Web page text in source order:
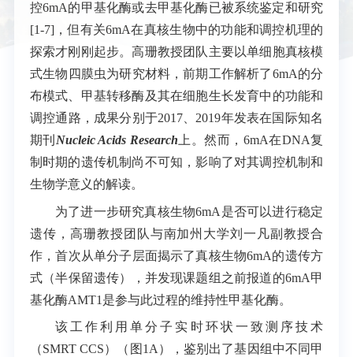
控6mA的甲基化酶或去甲基化酶已被系统鉴定和研究
[1-7]，但有关6mA在真核生物中的功能和调控机理的
探索才刚刚起步。高珊教授团队主要以单细胞真核模
式生物四膜虫为研究材料，前期工作解析了6mA的分
布模式、甲基转移酶及其在细胞生长发育中的功能和
调控通路，成果分别于2017、2019年发表在国际知名
期刊 Nucleic Acids Research 上。然而， 6mA在DNA复
制时期的遗传机制尚不可知，影响了对其调控机制和
生物学意义的解读。
为了进一步研究真核生物6mA 是否可以进行稳定
遗传，高珊教授团队与南加州大学刘一凡副教授合
作，首次从单分子层面揭示了真核生物6mA的遗传方
式（半保留遗传），并发现课题组之前报道的6mA甲
基化酶AMT1 是参与此过程的维持性甲基化酶。
该工作利用单分子实时环状一致测序技术
（SMRT CCS）（图1A），鉴别出了基因组中不同甲